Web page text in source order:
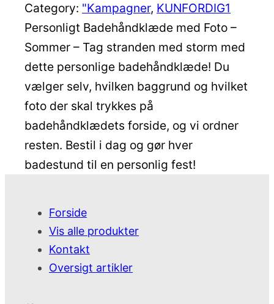
Category: "Kampagner, KUNFORDIG1
Personligt Badehåndklæde med Foto –
Sommer – Tag stranden med storm med
dette personlige badehåndklæde! Du
vælger selv, hvilken baggrund og hvilket
foto der skal trykkes på
badehåndklædets forside, og vi ordner
resten. Bestil i dag og gør hver
badestund til en personlig fest!
Forside
Vis alle produkter
Kontakt
Oversigt artikler